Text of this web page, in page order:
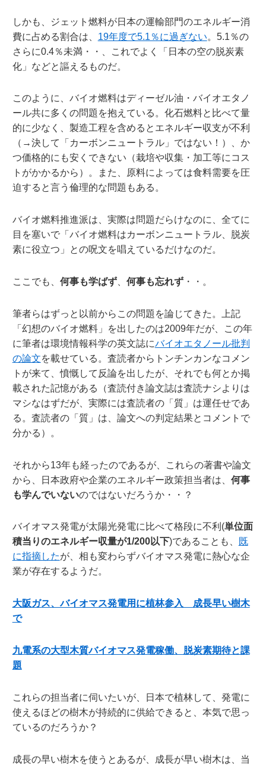
しかも、ジェット燃料が日本の運輸部門のエネルギー消
費に占める割合は、 19年度で5.1％に過ぎない。5.1％の
さらに0.4％未満・・、これでよく「日本の空の脱炭素
化」などと謳えるものだ。
このように、バイオ燃料はディーゼル油・バイオエタノ
ール共に多くの問題を抱えている。化石燃料と比べて量
的に少なく、製造工程を含めるとエネルギー収支が不利
（→決して「カーボンニュートラル」ではない！）、か
つ価格的にも安くできない（栽培や収集・加工等にコス
トがかかるから）。また、原料によっては食料需要を圧
迫すると言う倫理的な問題もある。
バイオ燃料推進派は、実際は問題だらけなのに、全てに
目を塞いで「バイオ燃料はカーボンニュートラル、脱炭
素に役立つ」との呪文を唱えているだけなのだ。
ここでも、 何事も学ばず、 何事も忘れず・・。
筆者らはずっと以前からこの問題を論じてきた。上記
「幻想のバイオ燃料」を出したのは2009年だが、この年
に筆者は環境情報科学の英文誌にバイオエタノール批判
の論文を載せている。査読者からトンチンカンなコメン
トが来て、憤慨して反論を出したが、それでも何とか掲
載された記憶がある（査読付き論文誌は査読ナシよりは
マシなはずだが、実際には査読者の「質」は運任せであ
る。査読者の「質」は、論文への判定結果とコメントで
分かる）。
それから13年も経ったのであるが、これらの著書や論文
から、日本政府や企業のエネルギー政策担当者は、 何事
も学んでいないのではないだろうか・・？
バイオマス発電が太陽光発電に比べて格段に不利(単位面
積当りのエネルギー収量が1/200以下)であることも、
既
に指摘したが、相も変わらずバイオマス発電に熱心な企
業が存在するようだ。
大阪ガス、バイオマス発電用に植林参入 成長早い樹木
で
九電系の大型木質バイオマス発電稼働、脱炭素期待と課
題
これらの担当者に伺いたいが、日本で植林して、発電に
使えるほどの樹木が持続的に供給できると、本気で思っ
ているのだろうか？
成長の早い樹木を使うとあるが、成長が早い樹木は、当